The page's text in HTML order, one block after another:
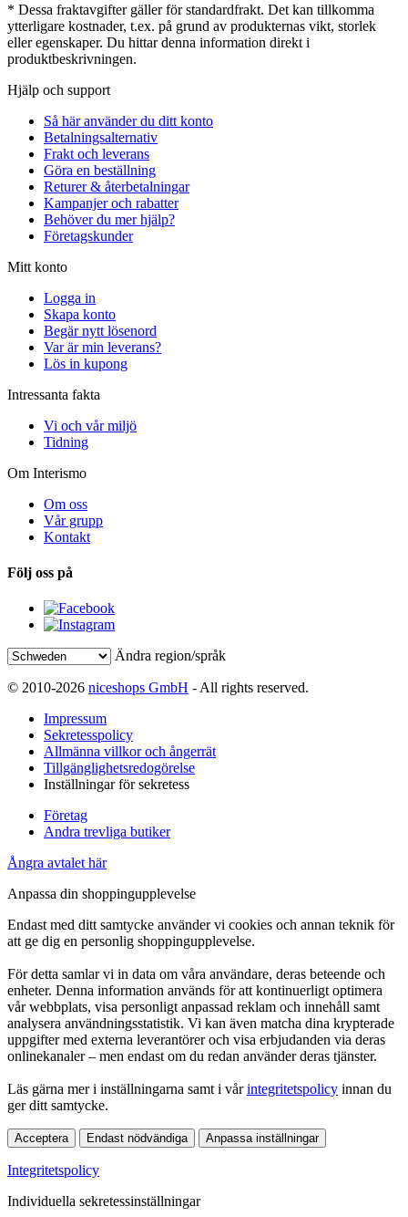
* Dessa fraktavgifter gäller för standardfrakt. Det kan tillkomma
ytterligare kostnader, t.ex. på grund av produkternas vikt, storlek
eller egenskaper. Du hittar denna information direkt i
produktbeskrivningen.
Hjälp och support
Så här använder du ditt konto
Betalningsalternativ
Frakt och leverans
Göra en beställning
Returer & återbetalningar
Kampanjer och rabatter
Behöver du mer hjälp?
Företagskunder
Mitt konto
Logga in
Skapa konto
Begär nytt lösenord
Var är min leverans?
Lös in kupong
Intressanta fakta
Vi och vår miljö
Tidning
Om Interismo
Om oss
Vår grupp
Kontakt
Följ oss på
Ändra region/språk
© 2010-2026 niceshops GmbH - All rights reserved.
Impressum
Sekretesspolicy
Allmänna villkor och ångerrät
Tillgänglighetsredogörelse
Inställningar för sekretess
Företag
Andra trevliga butiker
Ångra avtalet här
Anpassa din shoppingupplevelse
Endast med ditt samtycke använder vi cookies och annan teknik för
att ge dig en personlig shoppingupplevelse.
För detta samlar vi in data om våra användare, deras beteende och
enheter. Denna information används för att kontinuerligt optimera
vår webbplats, visa personligt anpassad reklam och innehåll samt
analysera användningsstatistik. Vi kan även matcha dina krypterade
uppgifter med externa leverantörer och visa erbjudanden via deras
onlinekanaler – men endast om du redan använder deras tjänster.
Läs gärna mer i inställningarna samt i vårintegritetspolicy innan du
ger ditt samtycke.
Acceptera Endast nödvändiga Anpassa inställningar
Integritetspolicy
Individuella sekretessinställningar